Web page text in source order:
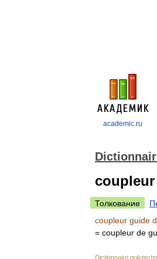
academic.ru
Толкование
coupleur guide d
= coupleur de
Dictionnaire